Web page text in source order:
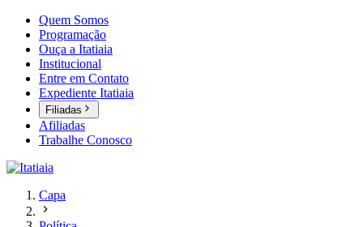
Quem Somos
Programação
Ouça a Itatiaia
Institucional
Entre em Contato
Expediente Itatiaia
Filiadas
Afiliadas
Trabalhe Conosco
Capa